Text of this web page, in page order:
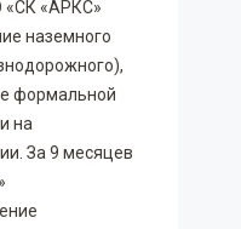
«СК «АРКС»
наземного
формальной
на
За 9 месяцев